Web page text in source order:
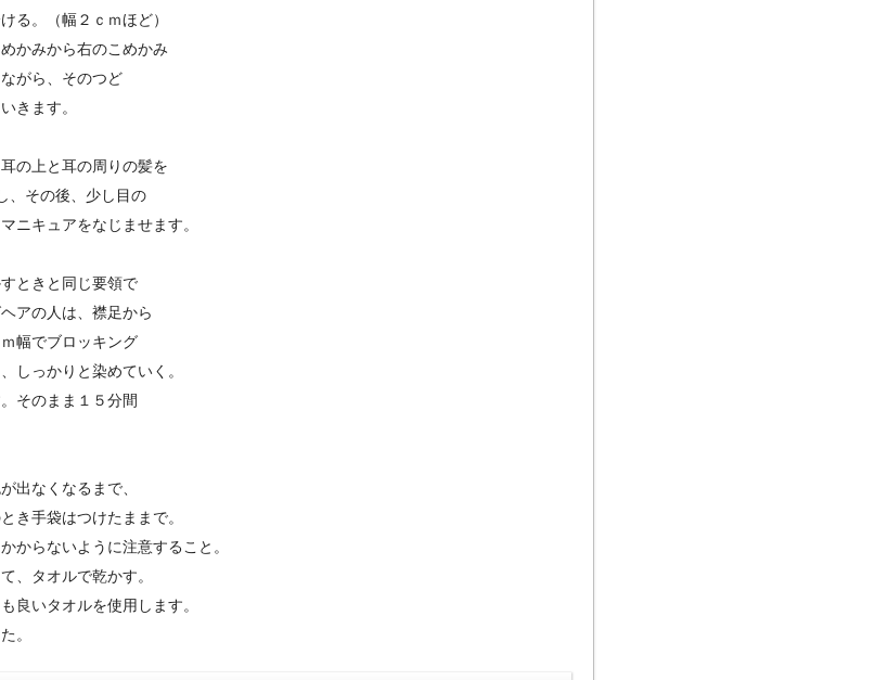
る。（幅２ｃｍほど）
かみから右のこめかみ
がら、そのつど
きます。
の上と耳の周りの髪を
、その後、少し目の
ニキュアをなじませます。
ときと同じ要領で
アの人は、襟足から
幅でブロッキング
しっかりと染めていく。
そのまま１５分間
出なくなるまで、
き手袋はつけたままで。
からないように注意すること。
、タオルで乾かす。
良いタオルを使用します。
。